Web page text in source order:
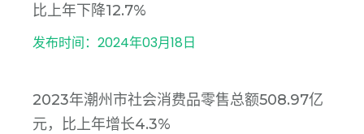
比上年下降12.7%
发布时间：2024年03月18日
2023年潮州市社会消费品零售总额508.97亿
元，比上年增长4.3%